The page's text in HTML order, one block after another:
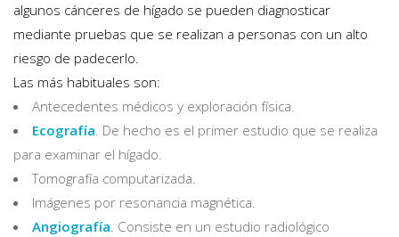
algunos cánceres de hígado se pueden diagnosticar
mediante pruebas que se realizan a personas con un alto
riesgo de padecerlo.
Las más habituales son:
Antecedentes médicos y exploración física.
Ecografía. De hecho es el primer estudio que se realiza
para examinar el hígado.
Tomografía computarizada.
Imágenes por resonancia magnética.
Angiografía. Consiste en un estudio radiológico